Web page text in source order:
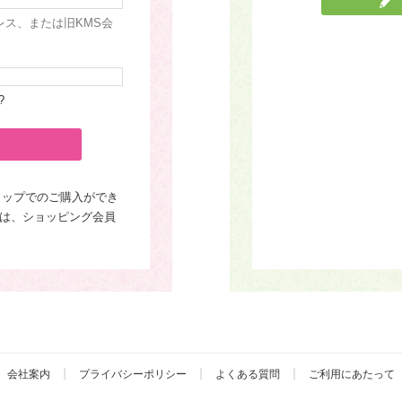
ス、または旧KMS会
プでのご購入ができ
、ショッピング会員
会社案内 プライバシーポリシー よくある質問 ご利用にあたって